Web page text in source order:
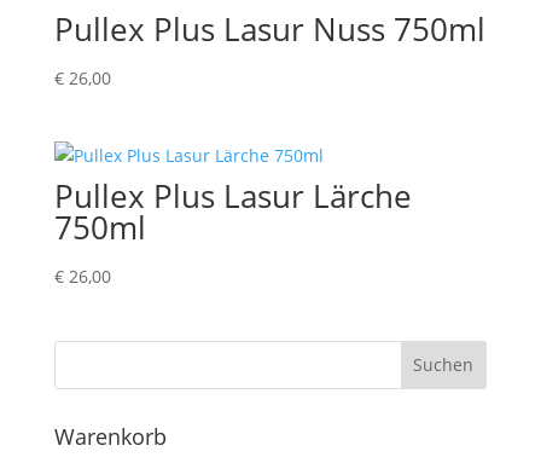
Pullex Plus Lasur Nuss 750ml
€26,00
Pullex Plus Lasur Lärche
750ml
€26,00
Suchen
Warenkorb